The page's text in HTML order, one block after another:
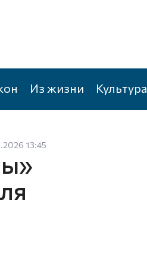
Из жизни Культура
13:45